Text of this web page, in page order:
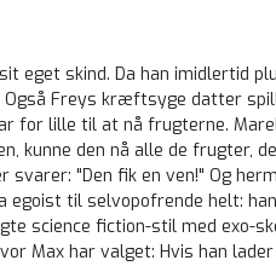
eget skind. Da han imidlertid
Freys kræftsyge datter
for lille til at nå frugterne.
kunne den nå alle de frugter,
"Den fik en ven!" Og
egoist til selvopofrende helt:
science fiction-stil med exo-
Max har valget: Hvis han